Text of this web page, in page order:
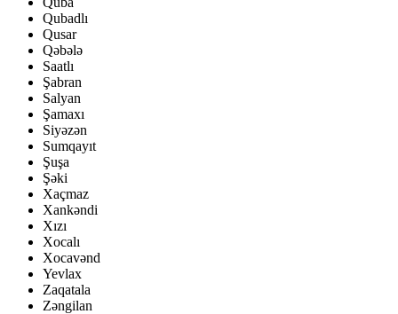
Qubadlı
Qusar
Qəbələ
Saatlı
Şabran
Salyan
Şamaxı
Siyəzən
Sumqayıt
Şuşa
Şəki
Xaçmaz
Xankəndi
Xızı
Xocalı
Xocavənd
Yevlax
Zaqatala
Zəngilan